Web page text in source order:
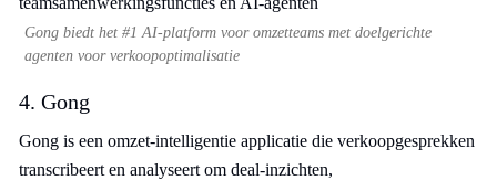
Gong biedt het #1 AI-platform voor omzetteams met doelgerichte
agenten voor verkoopoptimalisatie
4. Gong
Gong is een omzet-intelligentie applicatie die verkoopgesprekken
transcribeert en analyseert om deal-inzichten,